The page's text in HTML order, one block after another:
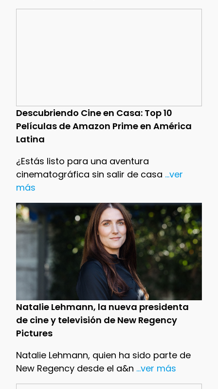
Descubriendo Cine en Casa: Top 10
Películas de Amazon Prime en América
Latina
¿Estás listo para una aventura
cinematográfica sin salir de casa ...ver
más
Natalie Lehmann, la nueva presidenta
de cine y televisión de New Regency
Pictures
Natalie Lehmann, quien ha sido parte de
New Regency desde el a&n ...ver más